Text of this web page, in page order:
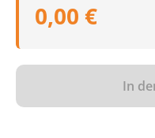
0,00 €
In